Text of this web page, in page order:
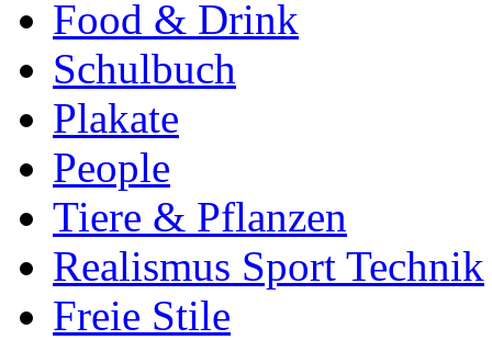
Food & Drink
Schulbuch
Plakate
People
Tiere & Pflanzen
Realismus Sport Technik
Freie Stile